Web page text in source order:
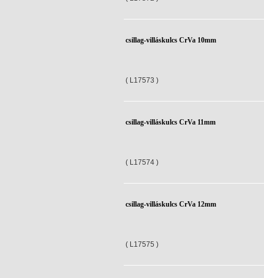
csillag-villáskulcs CrVa 10mm
( L17573 )
csillag-villáskulcs CrVa 11mm
( L17574 )
csillag-villáskulcs CrVa 12mm
( L17575 )